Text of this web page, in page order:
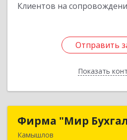
Клиентов на
Отправить
Показать
Отправить
Назад
Фирма "Мир
Камышлов
Фирма "Мир